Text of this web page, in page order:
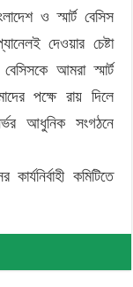
ও স্মার্ট বেসিস
দেওয়ার চেষ্টা
আমরা স্মার্ট
পক্ষে রায় দিলে
আধুনিক সংগঠনে
কমিটিতে